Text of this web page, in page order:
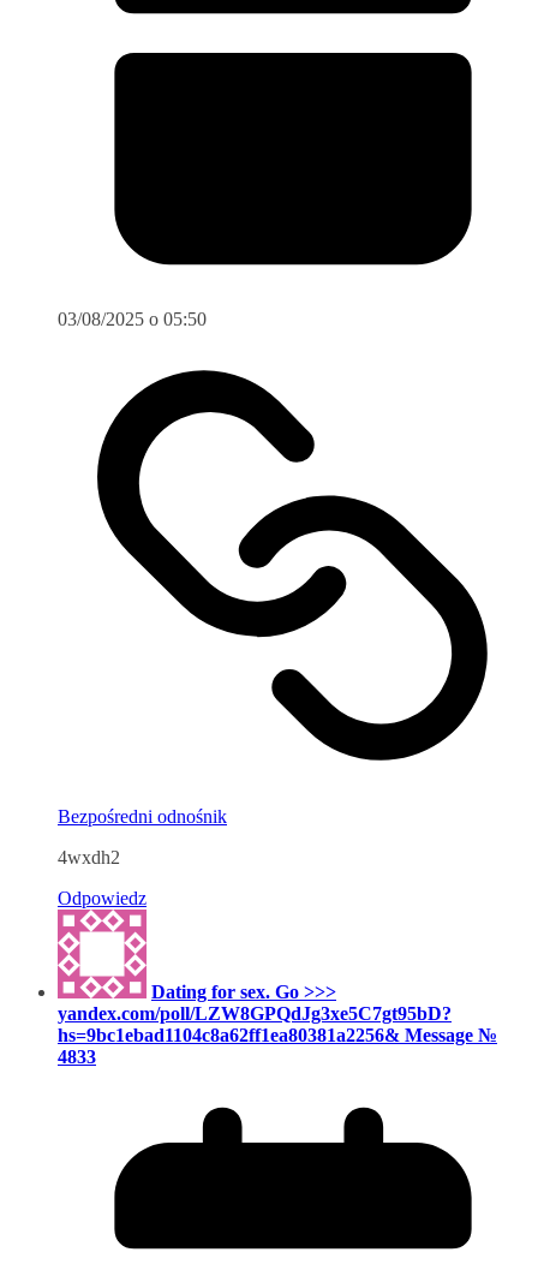
03/08/2025 o 05:50
Bezpośredni odnośnik
4wxdh2
Odpowiedz
Dating for sex. Go >>>
yandex.com/poll/LZW8GPQdJg3xe5C7gt95bD?
hs=9bc1ebad1104c8a62ff1ea80381a2256& Message №
4833